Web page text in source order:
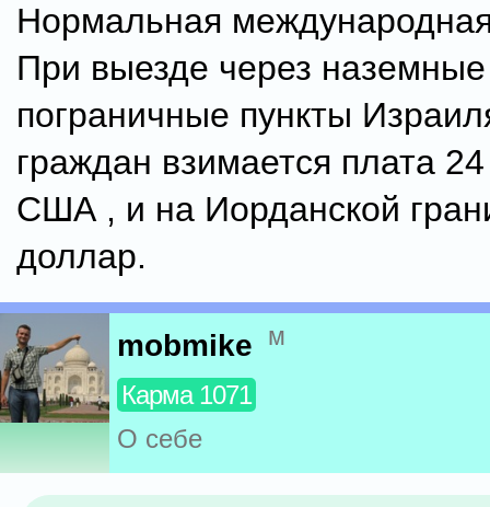
Нормальная
При выезде через наземные
пограничные пункты
граждан взимается плата
США , и на Иорданской
доллар.
mobmike м
Карма 1071
О себе